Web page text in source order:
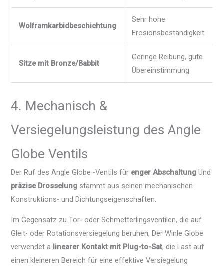
Wolframkarbidbeschichtung
Sehr hohe
Erosionsbeständigkeit
Sitze mit Bronze/Babbit
Geringe Reibung, gute
Übereinstimmung
4. Mechanisch &
Versiegelungsleistung des Angle
Globe Ventils
Der Ruf des Angle Globe -Ventils für enger Abschaltung Und
präzise Drosselung stammt aus seinen mechanischen
Konstruktions- und Dichtungseigenschaften.
Im Gegensatz zu Tor- oder Schmetterlingsventilen, die auf
Gleit- oder Rotationsversiegelung beruhen, Der Winle Globe
verwendet a linearer Kontakt mit Plug-to-Sat, die Last auf
einen kleineren Bereich für eine effektive Versiegelung